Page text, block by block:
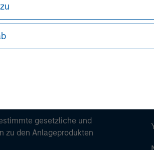
gesetzliche und
zu den Anlageprodukten